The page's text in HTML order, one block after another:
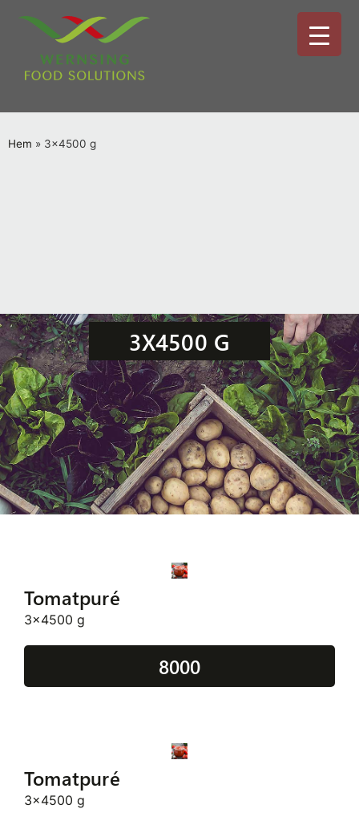
Hem » 3x4500 g
3X4500 G
Tomatpuré
3x4500 g
8000
Tomatpuré
3x4500 g